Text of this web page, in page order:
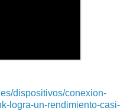
dispositivos/conexion-
logra-un-rendimiento-casi-